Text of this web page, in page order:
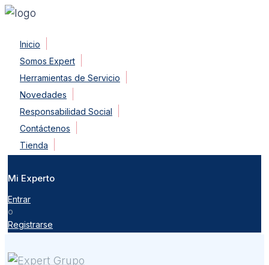
content
Inicio
Somos Expert
Herramientas de Servicio
Novedades
Responsabilidad Social
Contáctenos
Tienda
Mi Experto
Entrar
o
Registrarse